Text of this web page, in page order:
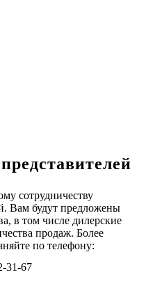
сотрудничеству
Вам будут предложены
в том числе дилерские
продаж. Более
по телефону:
31-67